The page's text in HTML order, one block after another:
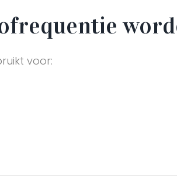
voor: